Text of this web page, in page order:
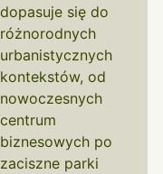
dopasuje się do
różnorodnych
urbanistycznych
kontekstów, od
nowoczesnych
centrum
biznesowych po
zaciszne parki